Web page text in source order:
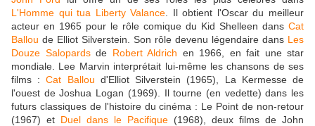
L'Homme qui tua Liberty Valance . Il obtient l'Oscar du meilleur
acteur en 1965 pour le rôle comique du Kid Shelleen dans Cat
Ballou de Elliot Silverstein. Son rôle devenu légendaire dans Les
Douze Salopardsde Robert Aldrich en 1966, en fait une star
mondiale. Lee Marvin interprétait lui-même les chansons de ses
films :Cat Ballou d'Elliot Silverstein (1965), La Kermesse de
l'ouest de Joshua Logan (1969). Il tourne (en vedette) dans les
futurs classiques de l'histoire du cinéma : Le Point de non-retour
(1967) et Duel dans le Pacifique (1968), deux films de John